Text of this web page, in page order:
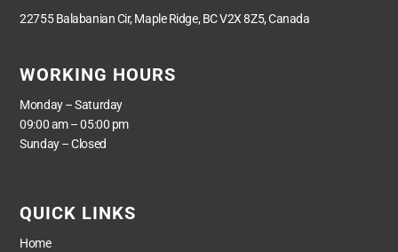
22755 Balabanian Cir, Maple Ridge, BC V2X 8Z5, Canada
WORKING HOURS
Monday – Saturday
09:00 am – 05:00 pm
Sunday – Closed
QUICK LINKS
Home